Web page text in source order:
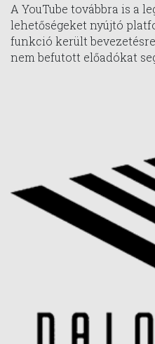
A YouTube továbbra is a
lehetőségeket nyújtó
funkció került
nem befutott előadókat